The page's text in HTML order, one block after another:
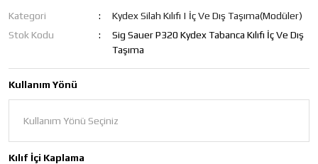
Kategori
Kydex Silah Kılıfı | İç Ve Dış Taşıma(Modüler)
Stok Kodu
Sig Sauer P320 Kydex Tabanca Kılıfı İç Ve Dış
Taşıma
Kullanım Yönü
Kılıf İçi Kaplama